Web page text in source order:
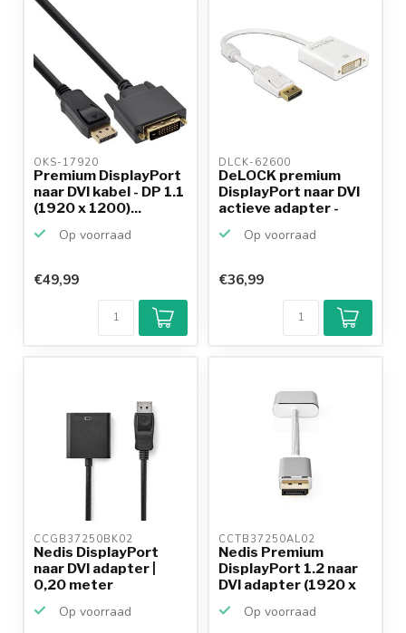
OKS-17920
Premium DisplayPort
naar DVI kabel - DP 1.1
(1920 x 1200)...
Op voorraad
€49,99
DLCK-62600
DeLOCK premium
DisplayPort naar DVI
actieve adapter -
Op voorraad
€36,99
CCGB37250BK02
Nedis DisplayPort
naar DVI adapter |
0,20 meter
Op voorraad
CCTB37250AL02
Nedis Premium
DisplayPort 1.2 naar
DVI adapter (1920 x
Op voorraad